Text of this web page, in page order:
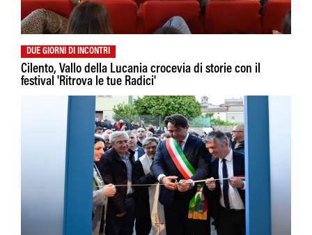
DUE GIORNI DI INCONTRI
Cilento, Vallo della Lucania crocevia di storie con il
festival 'Ritrova le tue Radici'